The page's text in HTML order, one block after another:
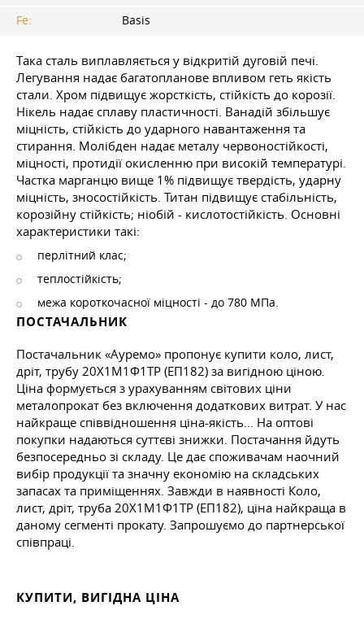
Fe:
Basis
Така сталь виплавляється у відкритій дуговій печі.
Легування надає багатопланове впливом геть якість
стали. Хром підвищує жорсткість, стійкість до корозії.
Нікель надає сплаву пластичності. Ванадій збільшує
міцність, стійкість до ударного навантаження та
стирання. Молібден надає металу червоностійкості,
міцності, протидії окисленню при високій температурі.
Частка марганцю вище 1% підвищує твердість, ударну
міцність, зносостійкість. Титан підвищує стабільність,
корозійну стійкість; ніобій - кислотостійкість. Основні
характеристики такі:
перлітний клас;
теплостійкість;
межа короткочасної міцності - до 780 МПа.
ПОСТАЧАЛЬНИК
Постачальник «Ауремо» пропонує купити коло, лист,
дріт, трубу 20Х1М1Ф1ТР (ЕП182) за вигідною ціною.
Ціна формується з урахуванням світових ціни
металопрокат без включення додаткових витрат. У нас
найкраще співвідношення ціна-якість… На оптові
покупки надаються суттєві знижки. Постачання йдуть
безпосередньо зі складу. Це дає споживачам наочний
вибір продукції та значну економію на складських
запасах та приміщеннях. Завжди в наявності Коло,
лист, дріт, труба 20Х1М1Ф1ТР (ЕП182), ціна найкраща в
даному сегменті прокату. Запрошуємо до партнерської
співпраці.
КУПИТИ, ВИГІДНА ЦІНА